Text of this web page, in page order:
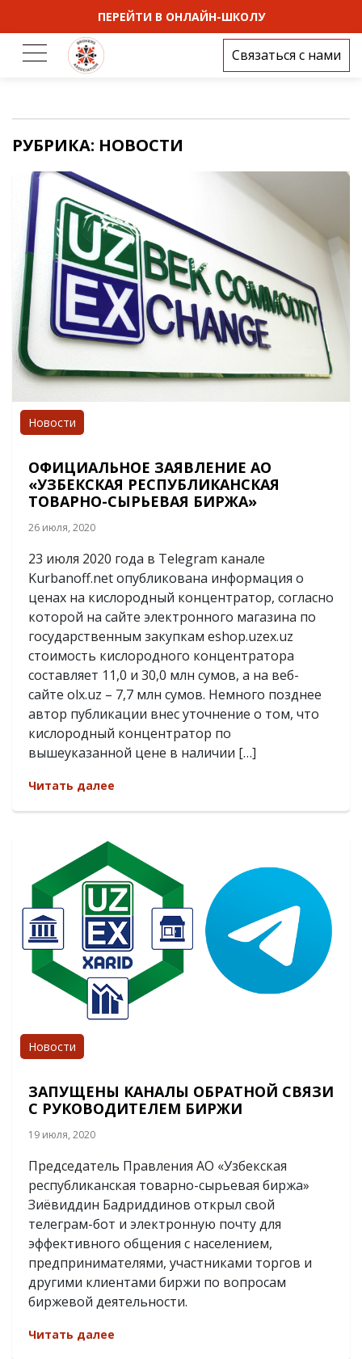
ПЕРЕЙТИ В ОНЛАЙН-ШКОЛУ
Связаться с нами
РУБРИКА: НОВОСТИ
Новости
ОФИЦИАЛЬНОЕ ЗАЯВЛЕНИЕ АО
«УЗБЕКСКАЯ РЕСПУБЛИКАНСКАЯ
ТОВАРНО-СЫРЬЕВАЯ БИРЖА»
26 июля, 2020
23 июля 2020 года в Telegram канале
Kurbanoff.net опубликована информация о
ценах на кислородный концентратор, согласно
которой на сайте электронного магазина по
государственным закупкам eshop.uzex.uz
стоимость кислородного концентратора
составляет 11,0 и 30,0 млн сумов, а на веб-
сайте olx.uz – 7,7 млн сумов. Немного позднее
автор публикации внес уточнение о том, что
кислородный концентратор по
вышеуказанной цене в наличии […]
Читать далее
Новости
ЗАПУЩЕНЫ КАНАЛЫ ОБРАТНОЙ СВЯЗИ
С РУКОВОДИТЕЛЕМ БИРЖИ
19 июля, 2020
Председатель Правления АО «Узбекская
республиканская товарно-сырьевая биржа»
Зиёвиддин Бадриддинов открыл свой
телеграм-бот и электронную почту для
эффективного общения с населением,
предпринимателями, участниками торгов и
другими клиентами биржи по вопросам
биржевой деятельности.
Читать далее